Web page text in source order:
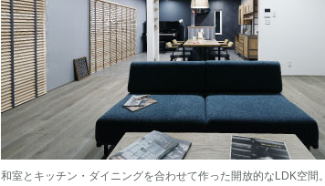
和室とキッチン・ダイニングを合わせて作った開放的なLDK空間。